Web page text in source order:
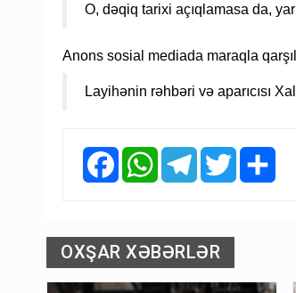
O, dəqiq tarixi açıqlamasa da,
Anons sosial mediada maraqla
Layihənin rəhbəri və aparıcısı
FacebookWhatsAppTelegramTwitter
OXŞAR XƏBƏRLƏR